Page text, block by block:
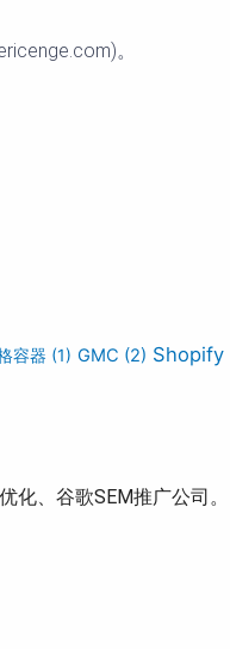
。
容器 (1) GMC (2) Shopify
化、谷歌SEM推广公司。